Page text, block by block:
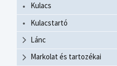
Kulacs
Kulacstartó
Lánc
Markolat és tartozékai